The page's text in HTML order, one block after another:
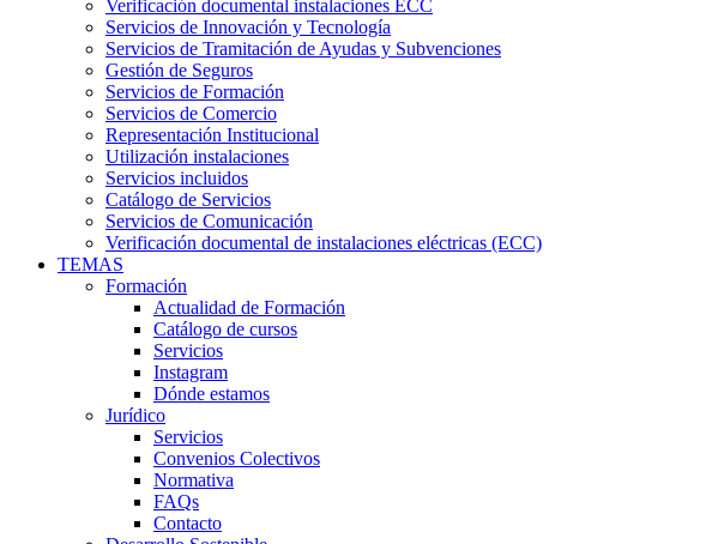
Verificación documental instalaciones ECC
Servicios de Innovación y Tecnología
Servicios de Tramitación de Ayudas y Subvenciones
Gestión de Seguros
Servicios de Formación
Servicios de Comercio
Representación Institucional
Utilización instalaciones
Servicios incluidos
Catálogo de Servicios
Servicios de Comunicación
Verificación documental de instalaciones eléctricas (ECC)
TEMAS
Formación
Actualidad de Formación
Catálogo de cursos
Servicios
Instagram
Dónde estamos
Jurídico
Servicios
Convenios Colectivos
Normativa
FAQs
Contacto